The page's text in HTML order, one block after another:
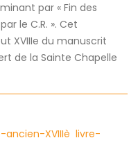
par « Fin des
le C.R. ». Cet
XVIIIe du manuscrit
de la Sainte Chapelle
ancien-XVIIIè livre-